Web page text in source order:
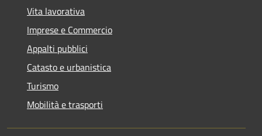
Vita lavorativa
Imprese e Commercio
Appalti pubblici
Catasto e urbanistica
Turismo
Mobilità e trasporti